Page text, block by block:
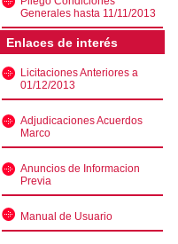
Generales hasta 11/11/2013
Enlaces de interés
Licitaciones Anteriores a
01/12/2013
Adjudicaciones Acuerdos
Marco
Anuncios de Informacion
Previa
Manual de Usuario